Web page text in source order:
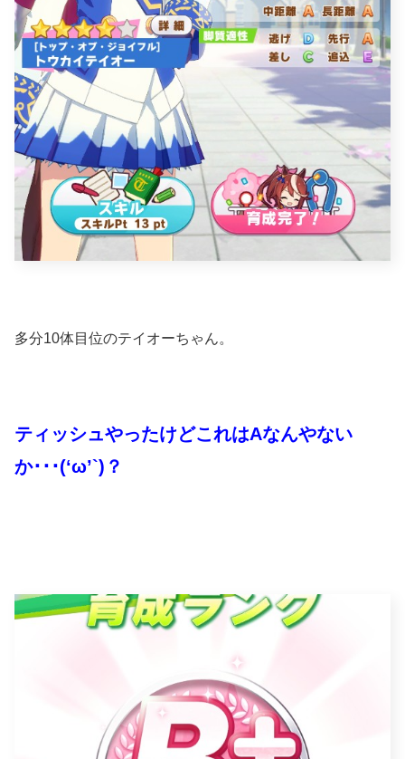
多分10体目位のテイオーちゃん。
ティッシュやったけどこれはAなんやない
か･･･(‘ω’`)？